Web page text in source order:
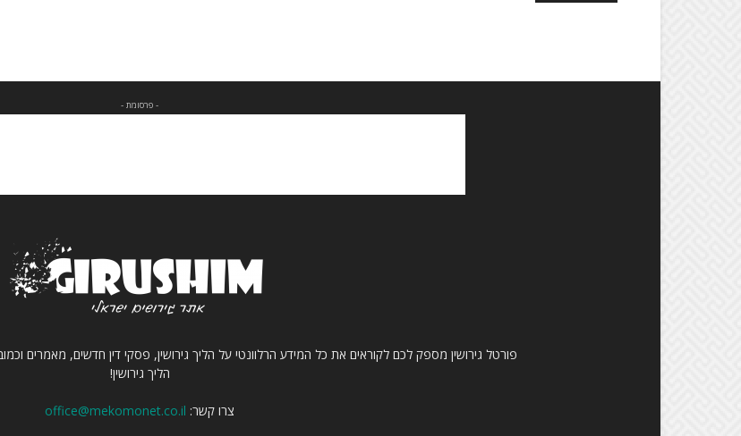
- פרסומת -
פורטל גירושין מספק לכם לקוראים את כל המידע הרלוונטי על הליך גירושין, פסקי דין חדשים, מאמרים
הליך גירושין!
צרו קשר: office@mekomonet.co.il